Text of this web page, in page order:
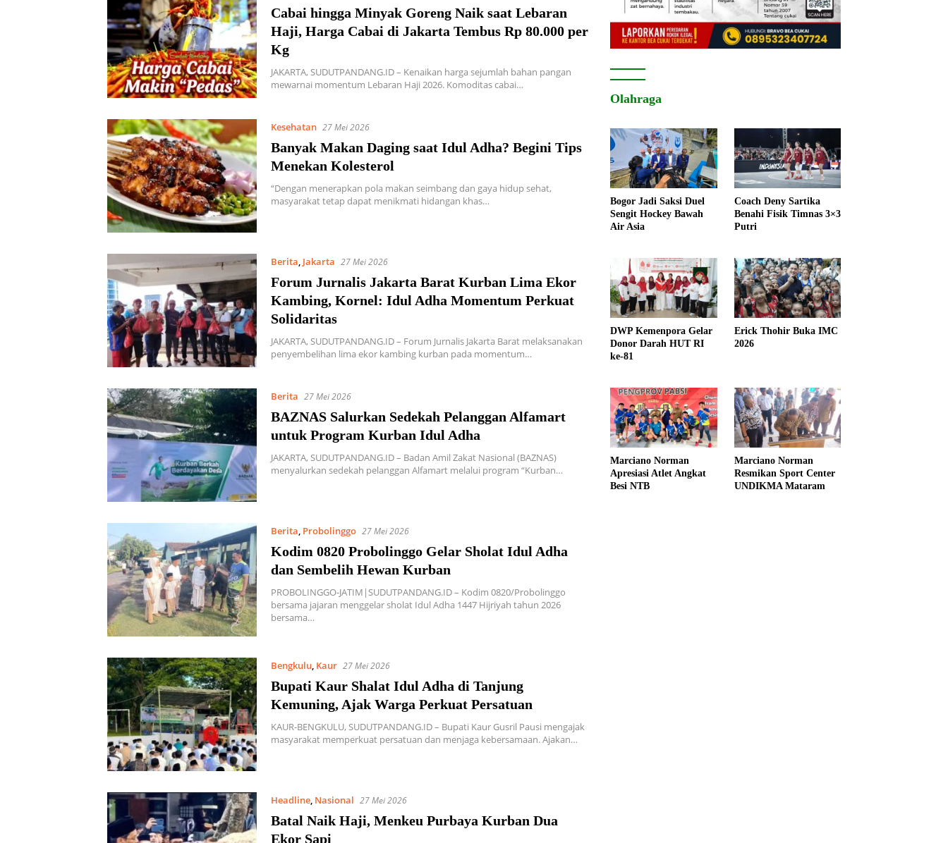
Cabai hingga Minyak Goreng Naik saat Lebaran
Haji, Harga Cabai di Jakarta Tembus Rp 80.000 per
Kg
JAKARTA, SUDUTPANDANG.ID – Kenaikan harga sejumlah bahan pangan
mewarnai momentum Lebaran Haji 2026. Komoditas cabai…
Kesehatan 27 Mei 2026
Banyak Makan Daging saat Idul Adha? Begini Tips
Menekan Kolesterol
“Dengan menerapkan pola makan seimbang dan gaya hidup sehat,
masyarakat tetap dapat menikmati hidangan khas…
Berita, Jakarta 27 Mei 2026
Forum Jurnalis Jakarta Barat Kurban Lima Ekor
Kambing, Kornel: Idul Adha Momentum Perkuat
Solidaritas
JAKARTA, SUDUTPANDANG.ID – Forum Jurnalis Jakarta Barat melaksanakan
penyembelihan lima ekor kambing kurban pada momentum…
Berita 27 Mei 2026
BAZNAS Salurkan Sedekah Pelanggan Alfamart
untuk Program Kurban Idul Adha
JAKARTA, SUDUTPANDANG.ID – Badan Amil Zakat Nasional (BAZNAS)
menyalurkan sedekah pelanggan Alfamart melalui program “Kurban…
Berita, Probolinggo 27 Mei 2026
Kodim 0820 Probolinggo Gelar Sholat Idul Adha
dan Sembelih Hewan Kurban
PROBOLINGGO-JATIM|SUDUTPANDANG.ID – Kodim 0820/Probolinggo
bersama jajaran menggelar sholat Idul Adha 1447 Hijriyah tahun 2026
bersama…
Bengkulu, Kaur 27 Mei 2026
Bupati Kaur Shalat Idul Adha di Tanjung
Kemuning, Ajak Warga Perkuat Persatuan
KAUR-BENGKULU, SUDUTPANDANG.ID – Bupati Kaur Gusril Pausi mengajak
masyarakat memperkuat persatuan dan menjaga kebersamaan. Ajakan…
Headline, Nasional 27 Mei 2026
Batal Naik Haji, Menkeu Purbaya Kurban Dua
Ekor Sapi
Olahraga
Bogor Jadi Saksi Duel
Sengit Hockey Bawah
Air Asia
Coach Deny Sartika
Benahi Fisik Timnas 3×3
Putri
DWP Kemenpora Gelar
Donor Darah HUT RI
ke-81
Erick Thohir Buka IMC
2026
Marciano Norman
Apresiasi Atlet Angkat
Besi NTB
Marciano Norman
Resmikan Sport Center
UNDIKMA Mataram